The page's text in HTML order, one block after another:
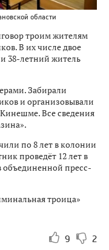
области
троим жителям
В их числе двое
38-летний житель
Забирали
и организовывали
Все сведения
по 8 лет в колонии
проведёт 12 лет в
пресс-
троица»
9 2